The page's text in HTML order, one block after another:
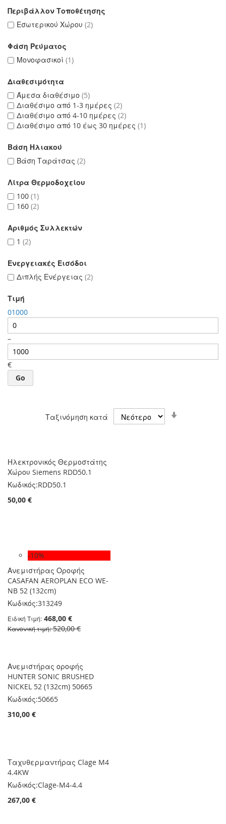
Χώρου Siemens RDD50.1
Κωδικός:
-10%
CASAFAN AEROPLAN ECO WE-
NB 52 (132cm)
Κωδικός:
313249
Κανονική τιμή 520,00 €
HUNTER SONIC BRUSHED
NICKEL 52 (132cm) 50665
50665
4.4KW
Περιβάλλον Τοποθέτησης
Εσωτερικού Χώρου 2
Φάση Ρεύματος
Μονοφασικοί 1
Διαθεσιμότητα
Άμεσα διαθέσιμο 5
Διαθέσιμο από 1-3 ημέρες 2
Διαθέσιμο από 4-10 ημέρες 2
Διαθέσιμο από 10 έως 30 ημέρες 1
Βάση Ηλιακού
Βάση Ταράτσας 2
Λίτρα Θερμοδοχείου
100 1
160 2
Αριθμός Συλλεκτών
1
2
Ενεργειακές Εισόδοι
Διπλής Ενέργειας 2
Τιμή
0
–
€
Go